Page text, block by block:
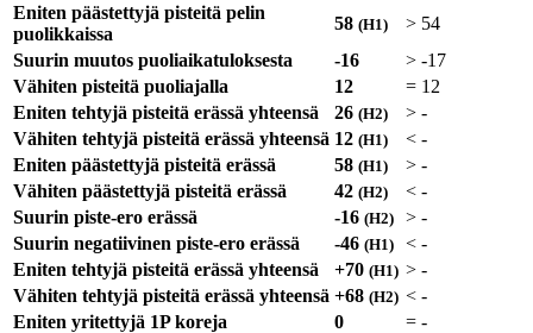
Eniten päästettyjä pisteitä pelin
puolikkaissa
58 (H1) > 54
Suurin muutos puoliaikatuloksesta
-16 > -17
Vähiten pisteitä puoliajalla
12 = 12
Eniten tehtyjä pisteitä erässä yhteensä
26 (H2) > -
Vähiten tehtyjä pisteitä erässä yhteensä 12 (H1) < -
Eniten päästettyjä pisteitä erässä
58 (H1) > -
Vähiten päästettyjä pisteitä erässä
42 (H2) < -
Suurin piste-ero erässä
-16 (H2) > -
Suurin negatiivinen piste-ero erässä
-46 (H1) < -
Eniten tehtyjä pisteitä erässä yhteensä
+70 (H1) > -
Vähiten tehtyjä pisteitä erässä yhteensä +68 (H2) < -
Eniten yritettyjä 1P koreja
0 = -